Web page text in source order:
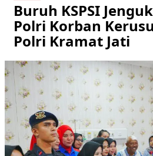
Buruh KSPSI
Polri Korban
Polri Kramat Jati